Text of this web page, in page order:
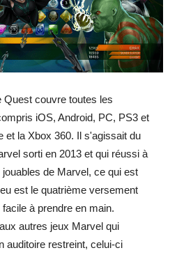
Quest couvre toutes les
iOS, Android, PC, PS3 et
et la Xbox 360. Il s'agissait du
sorti en 2013 et qui réussi à
de Marvel, ce qui est
est le quatrième versement
facile à prendre en main.
autres jeux Marvel qui
auditoire restreint, celui-ci